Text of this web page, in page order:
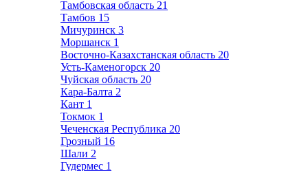
Тамбовская область 21
Тамбов 15
Мичуринск 3
Моршанск 1
Восточно-Казахстанская область 20
Усть-Каменогорск 20
Чуйская область 20
Кара-Балта 2
Кант 1
Токмок 1
Чеченская Республика 20
Грозный 16
Шали 2
Гудермес 1